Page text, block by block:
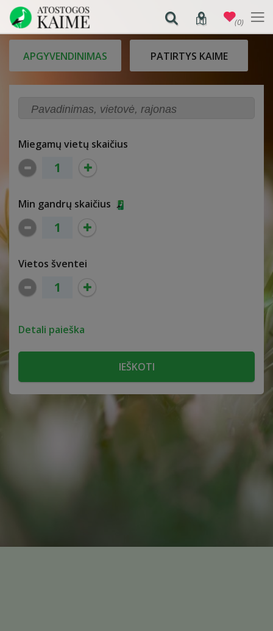
APGYVENDINIMAS PATIRTYS KAIME
Miegamų vietų skaičius
Min gandrų skaičius
Vietos šventei
Detali paieška
(0)